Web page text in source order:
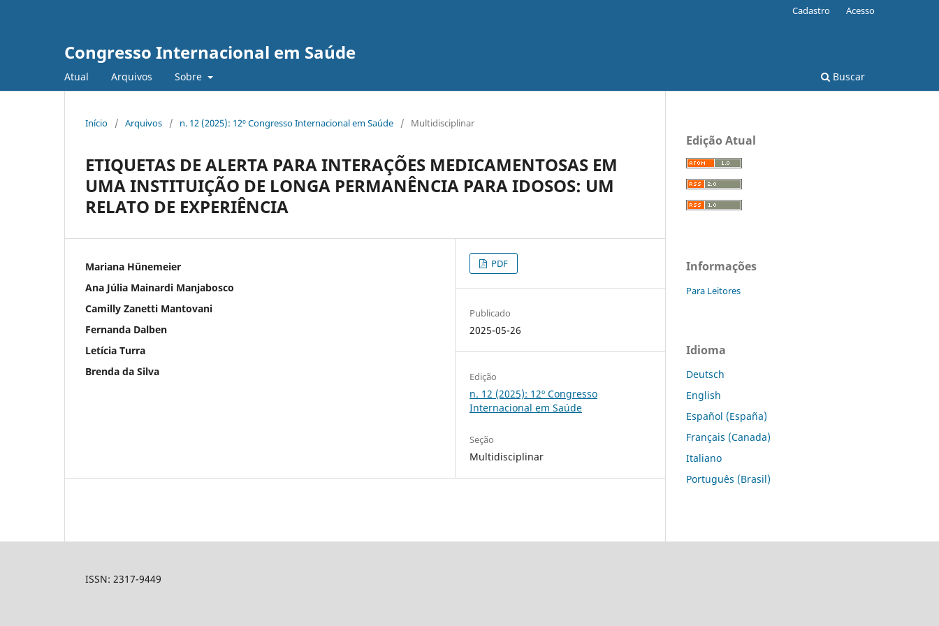
Congresso Internacional em Saúde
Atual Arquivos Sobre Buscar
Cadastro Acesso
Início / Arquivos / n. 12 (2025): 12º Congresso Internacional em Saúde / Multidisciplinar
ETIQUETAS DE ALERTA PARA INTERAÇÕES MEDICAMENTOSAS EM
UMA INSTITUIÇÃO DE LONGA PERMANÊNCIA PARA IDOSOS: UM
RELATO DE EXPERIÊNCIA
Mariana Hünemeier
Ana Júlia Mainardi Manjabosco
Camilly Zanetti Mantovani
Fernanda Dalben
Letícia Turra
Brenda da Silva
PDF
Publicado
2025-05-26
Edição
n. 12 (2025): 12º Congresso
Internacional em Saúde
Seção
Multidisciplinar
Edição Atual
Informações
Para Leitores
Idioma
Deutsch
English
Español (España)
Français (Canada)
Italiano
Português (Brasil)
ISSN: 2317-9449